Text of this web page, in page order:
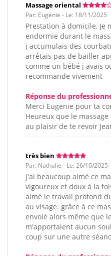
Massage oriental
Par: Eugènie - Le: 18/11/2025
Prestation à domicile, Je
endormie durant le
j accumulais des
arrêtais pas de bailler
comme un bébé j avais
recommande vivement
Réponse du
Merci Eugenie pour ta
Heureux que le
au plaisir de te revoir
très bien
Par: Nathalie - Le: 26/10/2025
j'ai beaucoup aimé ce
vigoureux et doux à la
aimé le travail profond
au visage. grâce à ce
envolé alors même que
m'apportaient aucun
coup sur une autre